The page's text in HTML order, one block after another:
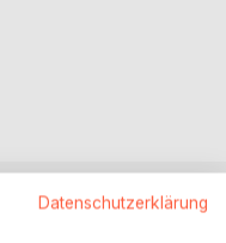
Datenschutzerklärung